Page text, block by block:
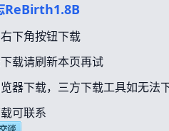
ReBirth1.8B
下角按钮下载
载请刷新本页再试
器下载，三方下载工具如无法
可联系